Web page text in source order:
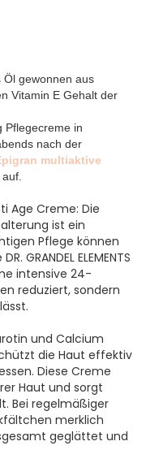
Öl gewonnen aus
Vitamin E Gehalt der
Pflegecreme in
nach der
multiaktive
Age Creme: Die
ist ein
Pflege können
GRANDEL ELEMENTS
intensive 24-
reduziert, sondern
und Calcium
die Haut effektiv
Diese Creme
Haut und sorgt
Bei regelmäßiger
merklich
geglättet und